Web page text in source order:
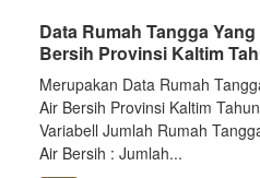
Data Rumah Tangga
Bersih Provinsi Kaltim
Merupakan Data Rumah
Air Bersih Provinsi Kaltim
Variabell Jumlah Rumah
Air Bersih : Jumlah...